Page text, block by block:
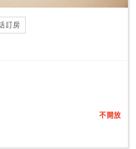
訂房
不開放